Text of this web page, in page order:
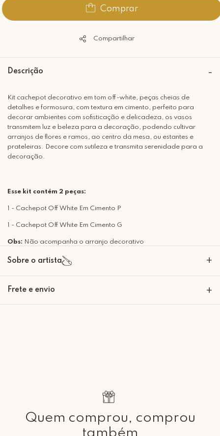
Comprar
Compartilhar
Descrição
Kit cachepot decorativo em tom off-white, peças cheias de
detalhes e formosura, com textura em cimento, perfeito para
decorar ambientes com sofisticação e delicadeza, os vasos
transmitem luz e beleza para a decoração, podendo cultivar
arranjos de flores e ramos, ao centro da mesa, ou estantes e
prateleiras. Decore com sutileza e transmita serenidade para a
decoração.
Esse kit contém 2 peças:
1 - Cachepot Off White Em Cimento P
1 - Cachepot Off White Em Cimento G
Obs: Não acompanha o arranjo decorativo
Sobre o artista +
Frete e envio +
Rua Regente Feijó, 1048 - Piracicaba Atendimento: Segunda a Sexta-
Quem comprou, comprou